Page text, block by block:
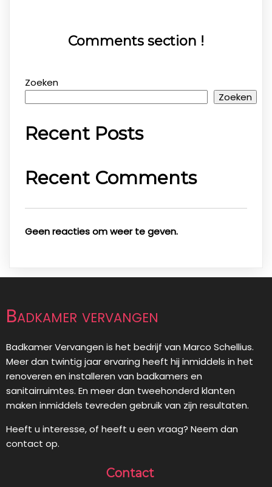
Comments section !
Zoeken
Zoeken
Recent Posts
Recent Comments
Geen reacties om weer te geven.
Badkamer vervangen
Badkamer Vervangen is het bedrijf van Marco Schellius.
Meer dan twintig jaar ervaring heeft hij inmiddels in het
renoveren en installeren van badkamers en
sanitairruimtes. En meer dan tweehonderd klanten
maken inmiddels tevreden gebruik van zijn resultaten.
Heeft u interesse, of heeft u een vraag? Neem dan
contact op.
Contact